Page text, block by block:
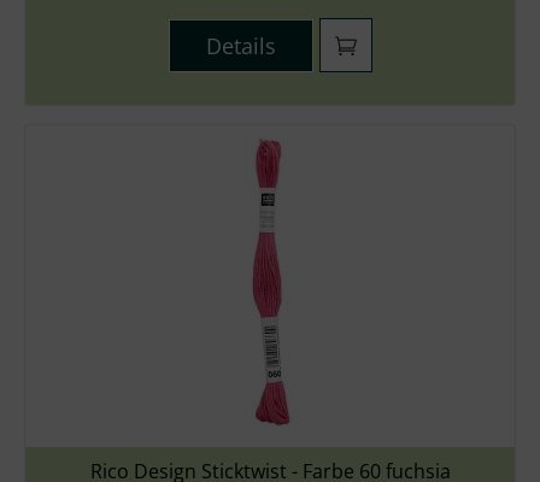
Details
Rico Design Sticktwist - Farbe 60 fuchsia